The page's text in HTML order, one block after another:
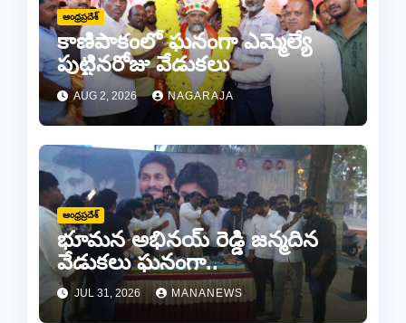
ఆంధ్రప్రదేశ్
కాణిపాకంలో ఘనంగా ఎమ్మెల్యే
పుట్టినరోజు వేడుకలు
AUG 2, 2026 NAGARAJA
ఆంధ్రప్రదేశ్
భూమన అభినయ్ రెడ్డి జన్మదిన
వేడుకలు ఘనంగా..
JUL 31, 2026 MANANEWS